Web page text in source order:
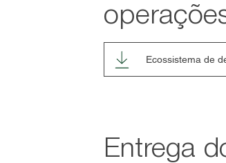
Ecossistema de
Entrega